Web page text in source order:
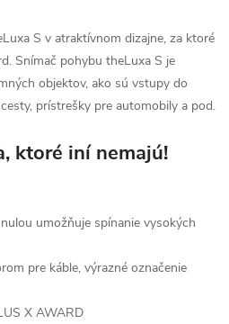
S v atraktívnom dizajne, za ktoré
Snímač pohybu theLuxa S je
objektov, ako sú vstupy do
prístrešky pre automobily a pod.
ktoré iní nemajú!
umožňuje spínanie vysokých
pre káble, výrazné označenie
X AWARD